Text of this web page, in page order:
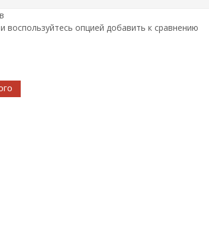
воспользуйтесь опцией добавить к сравнению